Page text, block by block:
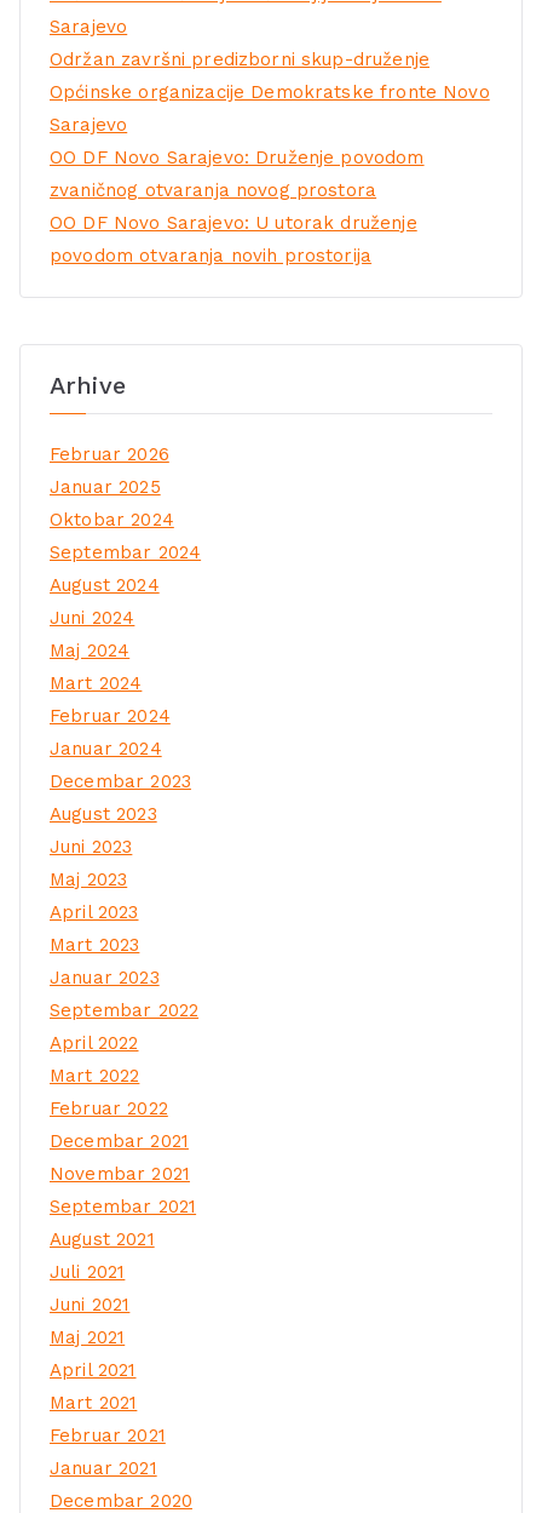
Sarajevo
Održan završni predizborni skup-druženje
Općinske organizacije Demokratske fronte Novo
Sarajevo
OO DF Novo Sarajevo: Druženje povodom
zvaničnog otvaranja novog prostora
OO DF Novo Sarajevo: U utorak druženje
povodom otvaranja novih prostorija
Arhive
Februar 2026
Januar 2025
Oktobar 2024
Septembar 2024
August 2024
Juni 2024
Maj 2024
Mart 2024
Februar 2024
Januar 2024
Decembar 2023
August 2023
Juni 2023
Maj 2023
April 2023
Mart 2023
Januar 2023
Septembar 2022
April 2022
Mart 2022
Februar 2022
Decembar 2021
Novembar 2021
Septembar 2021
August 2021
Juli 2021
Juni 2021
Maj 2021
April 2021
Mart 2021
Februar 2021
Januar 2021
Decembar 2020